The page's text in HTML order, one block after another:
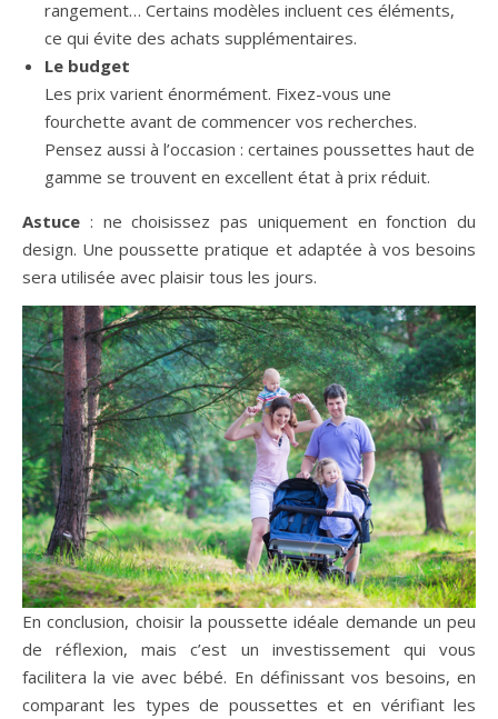
rangement… Certains modèles incluent ces éléments,
ce qui évite des achats supplémentaires.
Le budget
Les prix varient énormément. Fixez-vous une
fourchette avant de commencer vos recherches.
Pensez aussi à l’occasion : certaines poussettes haut de
gamme se trouvent en excellent état à prix réduit.
Astuce : ne choisissez pas uniquement en fonction du
design. Une poussette pratique et adaptée à vos besoins
sera utilisée avec plaisir tous les jours.
En conclusion, choisir la poussette idéale demande un peu
de réflexion, mais c’est un investissement qui vous
facilitera la vie avec bébé. En définissant vos besoins, en
comparant les types de poussettes et en vérifiant les